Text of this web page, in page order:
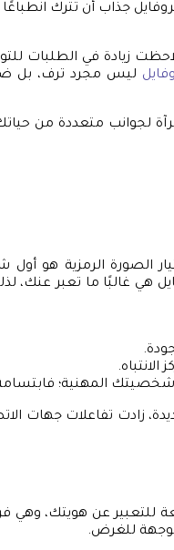
جذاب أن تترك انطباعًا
زيادة في الطلبات
ليس مجرد ترف، بل
لجوانب متعددة من
الصورة الرمزية هو أول
هي غالبًا ما تعبر
المهنية؛ فابتسامة
زادت تفاعلات جهات
للتعبير عن هويتك،
للغرض.